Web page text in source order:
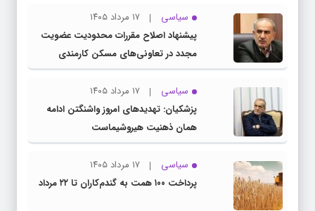
سیاسی
۱۷ مرداد ۱۴۰۵
پیشنهاد اصلاح مقررات محدودیت عضویت
مجدد در تعاونی‌های مسکن کارمندی
سیاسی
۱۷ مرداد ۱۴۰۵
پزشکیان: تهدیدهای امروز واشنگتن ادامه
همان ذهنیت هیروشیماست
سیاسی
۱۷ مرداد ۱۴۰۵
پرداخت ۱۰۰ همت به گندم‌کاران تا ۲۲ مرداد